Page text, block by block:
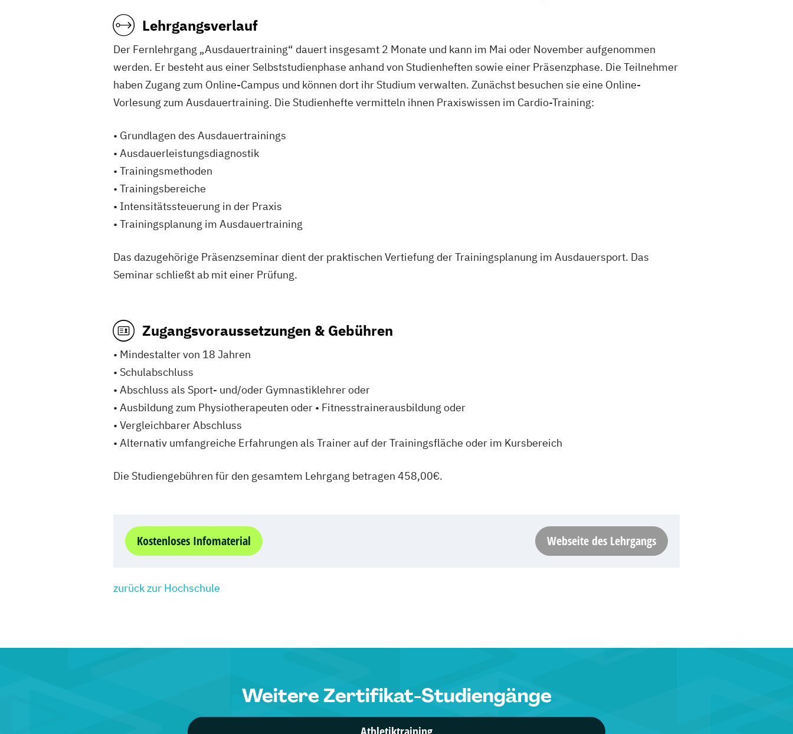
Lehrgangsverlauf
Der Fernlehrgang „Ausdauertraining“ dauert insgesamt 2 Monate und kann im Mai oder November aufgenommen
werden. Er besteht aus einer Selbststudienphase anhand von Studienheften sowie einer Präsenzphase. Die Teilnehmer
haben Zugang zum Online-Campus und können dort ihr Studium verwalten. Zunächst besuchen sie eine Online-
Vorlesung zum Ausdauertraining. Die Studienhefte vermitteln ihnen Praxiswissen im Cardio-Training:
• Grundlagen des Ausdauertrainings
• Ausdauerleistungsdiagnostik
• Trainingsmethoden
• Trainingsbereiche
• Intensitätssteuerung in der Praxis
• Trainingsplanung im Ausdauertraining
Das dazugehörige Präsenzseminar dient der praktischen Vertiefung der Trainingsplanung im Ausdauersport. Das
Seminar schließt ab mit einer Prüfung.
Zugangsvoraussetzungen & Gebühren
• Mindestalter von 18 Jahren
• Schulabschluss
• Abschluss als Sport- und/oder Gymnastiklehrer oder
• Ausbildung zum Physiotherapeuten oder • Fitnesstrainerausbildung oder
• Vergleichbarer Abschluss
• Alternativ umfangreiche Erfahrungen als Trainer auf der Trainingsfläche oder im Kursbereich
Die Studiengebühren für den gesamtem Lehrgang betragen 458,00€.
Kostenloses Infomaterial Webseite des Lehrgangs
zurück zur Hochschule
Weitere Zertifikat-Studiengänge